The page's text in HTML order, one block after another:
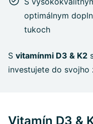
optimálnym
tukoch
S vitamínmi D3 & K2
investujete do svojho
Vitamín D3 &